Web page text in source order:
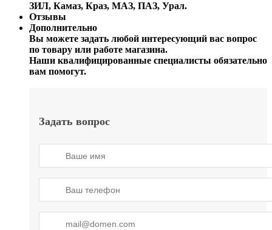
ЗИЛ, Камаз, Краз, МАЗ, ПАЗ, Урал.
Отзывы
Дополнительно
Вы можете задать любой интересующий вас вопрос
по товару или работе магазина.
Наши квалифицированные специалисты обязательно
вам помогут.
Задать вопрос